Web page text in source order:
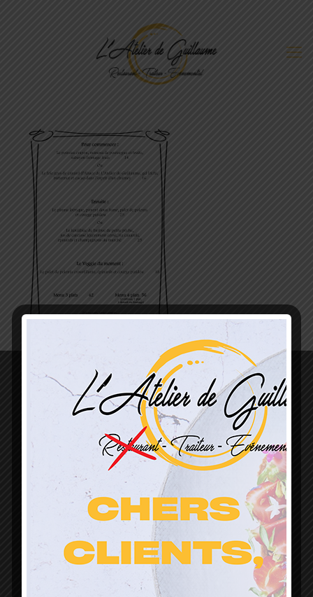
L’Atelier de Guillaume
1 Lieu Dit Sur Les Prés
68160 Sainte Marie Aux Mines